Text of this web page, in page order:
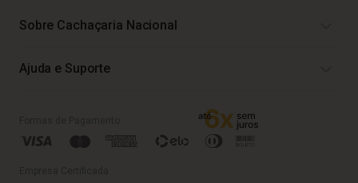
Sobre Cachaçaria Nacional
Ajuda e Suporte